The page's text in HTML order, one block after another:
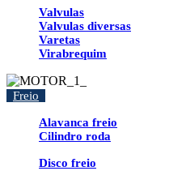
Valvulas
Valvulas diversas
Varetas
Virabrequim
Freio
Alavanca freio
Cilindro roda
Disco freio